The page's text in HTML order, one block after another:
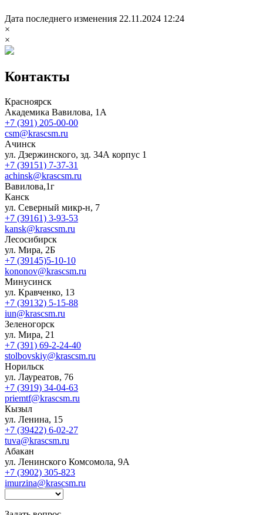
Дата последнего изменения 22.11.2024 12:24
×
×
Контакты
Красноярск
Академика Вавилова, 1А
+7 (391) 205-00-00
csm@krascsm.ru
Ачинск
ул. Дзержинского, зд. 34А корпус 1
+7 (39151) 7-37-31
achinsk@krascsm.ru
Вавилова,1г
Канск
ул. Северный микр-н, 7
+7 (39161) 3-93-53
kansk@krascsm.ru
Лесосибирск
ул. Мира, 2Б
+7 (39145)5-10-10
kononov@krascsm.ru
Минусинск
ул. Кравченко, 13
+7 (39132) 5-15-88
iun@krascsm.ru
Зеленогорск
ул. Мира, 21
+7 (391) 69-2-24-40
stolbovskiy@krascsm.ru
Норильск
ул. Лауреатов, 76
+7 (3919) 34-04-63
priemtf@krascsm.ru
Кызыл
ул. Ленина, 15
+7 (39422) 6-02-27
tuva@krascsm.ru
Абакан
ул. Ленинского Комсомола, 9А
+7 (3902) 305-823
imurzina@krascsm.ru